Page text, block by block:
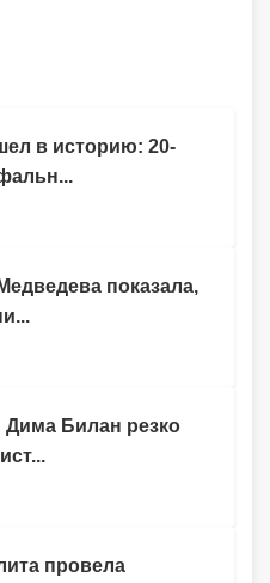
в историю: 20-
показала,
Дима Билан резко
провела